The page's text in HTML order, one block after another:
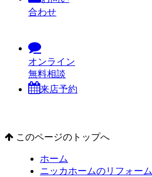
合わせ
オンライン
無料相談
来店予約
このページのトップへ
ホーム
ニッカホームのリフォーム